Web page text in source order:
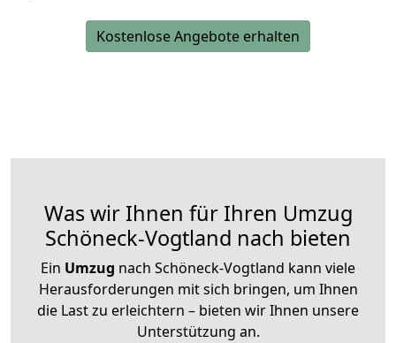
Kostenlose Angebote erhalten
Was wir Ihnen für Ihren Umzug
Schöneck-Vogtland nach bieten
Ein Umzug nach Schöneck-Vogtland kann viele
Herausforderungen mit sich bringen, um Ihnen
die Last zu erleichtern – bieten wir Ihnen unsere
Unterstützung an.